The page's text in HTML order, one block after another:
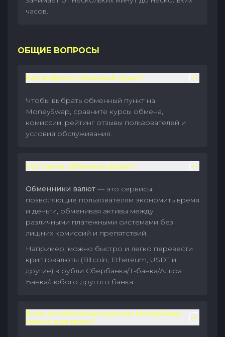
часов.
ОБЩИЕ ВОПРОСЫ
Как выбрать обменный пункт?
Чтобы выбрать обменный пункт на
MoneySwap, сравните курсы обмена,
комиссии, рейтинг отзывы пользователей и
условия обслуживания.
Что такое обменник валют?
Обменники валют — это сервисы,
позволяющие пользователям экономить время
и деньги, обменивая активы между
различными платежными системами без
лишних комиссий и препятствий.
Например, можно быстро и легко перевести
криптовалюты (Bitcoin, Ethereum, USDT и
другие) в рубли Сбербанка/Т-банка/Альфа
Банка/любого другого банка.
Всем ли обменным пунктам MoneySwap
можно доверять?